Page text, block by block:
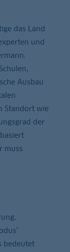
das Land
und
Ausbau
Standort wie
der
muss
bedeutet